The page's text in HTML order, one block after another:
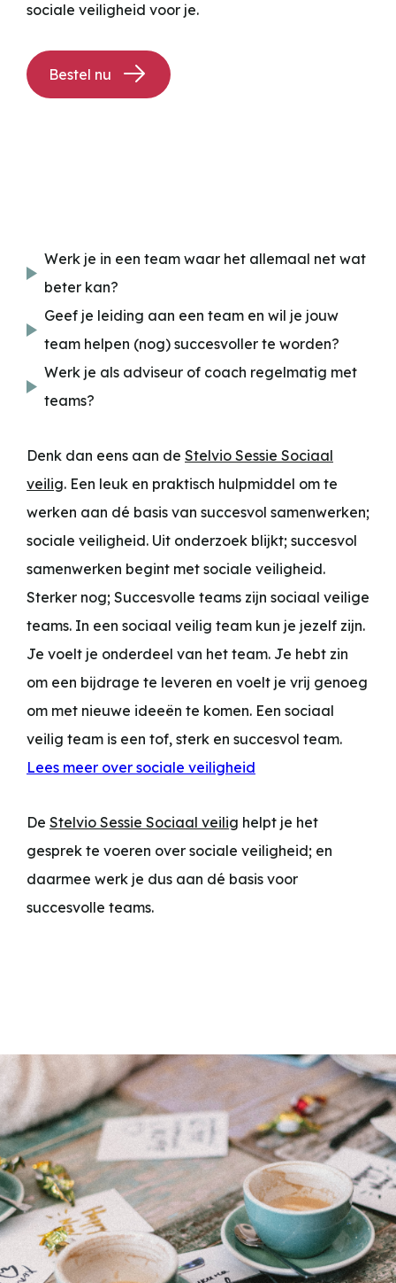
sociale veiligheid voor je.
Bestel nu
Werk je in een team waar het allemaal net wat
beter kan?
Geef je leiding aan een team en wil je jouw
team helpen (nog) succesvoller te worden?
Werk je als adviseur of coach regelmatig met
teams?
Denk dan eens aan de Stelvio Sessie Sociaal
veilig. Een leuk en praktisch hulpmiddel om te
werken aan dé basis van succesvol samenwerken;
sociale veiligheid. Uit onderzoek blijkt; succesvol
samenwerken begint met sociale veiligheid.
Sterker nog; Succesvolle teams zijn sociaal veilige
teams. In een sociaal veilig team kun je jezelf zijn.
Je voelt je onderdeel van het team. Je hebt zin
om een bijdrage te leveren en voelt je vrij genoeg
om met nieuwe ideeën te komen. Een sociaal
veilig team is een tof, sterk en succesvol team.
Lees meer over sociale veiligheid
De Stelvio Sessie Sociaal veilig helpt je het
gesprek te voeren over sociale veiligheid; en
daarmee werk je dus aan dé basis voor
succesvolle teams.